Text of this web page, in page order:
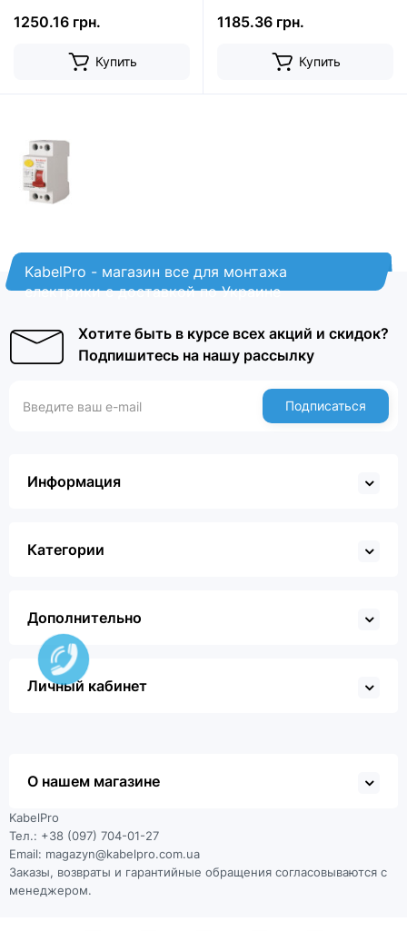
1250.16 грн.
Купить
1185.36 грн.
Купить
KabelPro - магазин все для монтажа
електрики с доставкой по Украине
Хотите быть в курсе всех акций и скидок?
Подпишитесь на нашу рассылку
Подписаться
Информация
Категории
Дополнительно
Личный кабинет
О нашем магазине
KabelPro
Тел.: +38 (097) 704-01-27
Email: magazyn@kabelpro.com.ua
Заказы, возвраты и гарантийные обращения согласовываются с
менеджером.